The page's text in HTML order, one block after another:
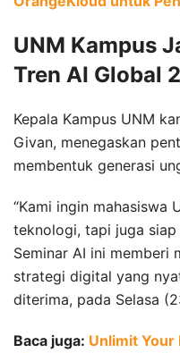
UNM Kampus
Tren AI Global
Kepala Kampus UNM
Givan, menegaskan
membentuk generasi
“Kami ingin mahasiswa
teknologi, tapi juga
Seminar AI ini memberi
strategi digital yang
diterima, pada Selasa
Baca juga: Unlimit Your